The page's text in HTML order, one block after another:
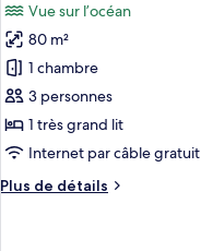
(Kukahi)
photos
pour
ce
type
de
chambre :
Club,
Vue sur l’océan
80 m²
1 chambre
3 personnes
1 très grand lit
Internet par câble gratuit
Plus de détails
Plus